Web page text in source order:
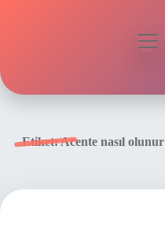
Etiket:Acente nasıl olunur